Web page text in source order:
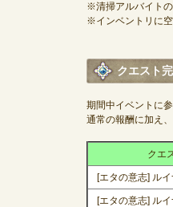
※清掃アルバイト
※インベントリに
クエスト
期間中イベントに
通常の報酬に加え、
クエ
[エタの意志] ル
[エタの意志] ル